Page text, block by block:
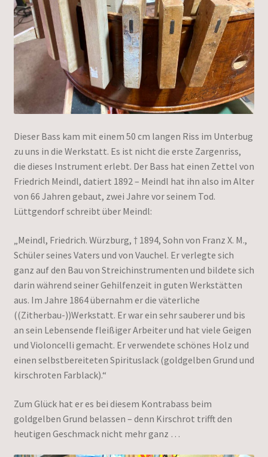
Dieser Bass kam mit einem 50 cm langen Riss im Unterbug
zu uns in die Werkstatt. Es ist nicht die erste Zargenriss,
die dieses Instrument erlebt. Der Bass hat einen Zettel von
Friedrich Meindl, datiert 1892 – Meindl hat ihn also im Alter
von 66 Jahren gebaut, zwei Jahre vor seinem Tod.
Lüttgendorf schreibt über Meindl:
„Meindl, Friedrich. Würzburg, † 1894, Sohn von Franz X. M.,
Schüler seines Vaters und von Vauchel. Er verlegte sich
ganz auf den Bau von Streichinstrumenten und bildete sich
darin während seiner Gehilfenzeit in guten Werkstätten
aus. Im Jahre 1864 übernahm er die väterliche
((Zitherbau-))Werkstatt. Er war ein sehr sauberer und bis
an sein Lebensende fleißiger Arbeiter und hat viele Geigen
und Violoncelli gemacht. Er verwendete schönes Holz und
einen selbstbereiteten Spirituslack (goldgelben Grund und
kirschroten Farblack).“
Zum Glück hat er es bei diesem Kontrabass beim
goldgelben Grund belassen – denn Kirschrot trifft den
heutigen Geschmack nicht mehr ganz …